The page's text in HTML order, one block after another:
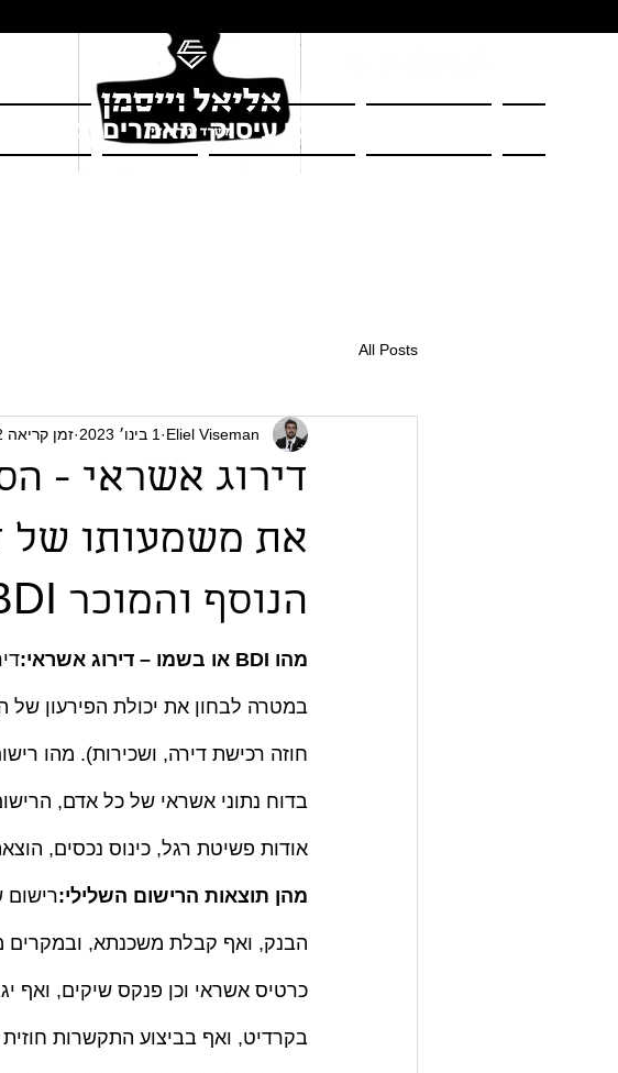
צור קשר מאמרים תחומי עיסוק
All Posts
דירוג אשראי -
את משמעותו של
הנוסף והמוכר BDI.
Eliel Viseman 1 בינו׳ 2023 זמן קריאה 2 דקות
מהו BDI או בשמו – דירוג אשראי:
במטרה לבחון את יכולת הפירעון של
חוזה רכישת דירה, ושכירות). מהו
בדוח נתוני אשראי של כל אדם,
אודות פשיטת רגל, כינוס נכסים,
מהן תוצאות הרישום השלילי:רישום
הבנק, ואף קבלת משכנתא, ובמקרים
כרטיס אשראי וכן פנקס שיקים, ואף
בקרדיט, ואף בביצוע התקשרות חוזית